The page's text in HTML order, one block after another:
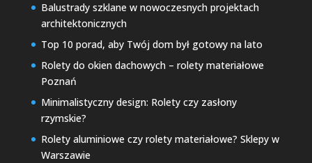
Balustrady szklane w nowoczesnych projektach
architektonicznych
Top 10 porad, aby Twój dom był gotowy na lato
Rolety do okien dachowych – rolety materiałowe
Poznań
Minimalistyczny design: Rolety czy zasłony
rzymskie?
Rolety aluminiowe czy rolety materiałowe? Sklepy w
Warszawie